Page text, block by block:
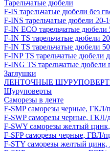
Тарельчатые дюбели
F-IS тарельчатые дюбели без
F-INS тарельчатые дюбели
F-IN ECO тарельчатые
F-IN TS тарельчатые дюбели
F-IN TS тарельчатые дюбели
F-INP TS тарельчатые дюбели
F-ING TS тарельчатые дюбели
Заглушки
ЛЕНТОЧНЫЕ
Шуруповерты
Саморезы в ленте
F-SMP саморезы черные, ГКЛ/
F-SWP саморезы черные, ГКЛ/
F-SWY саморезы желтый
F-SFP саморезы черные, ГВЛ/
F-STY саморезы желтый цинк,